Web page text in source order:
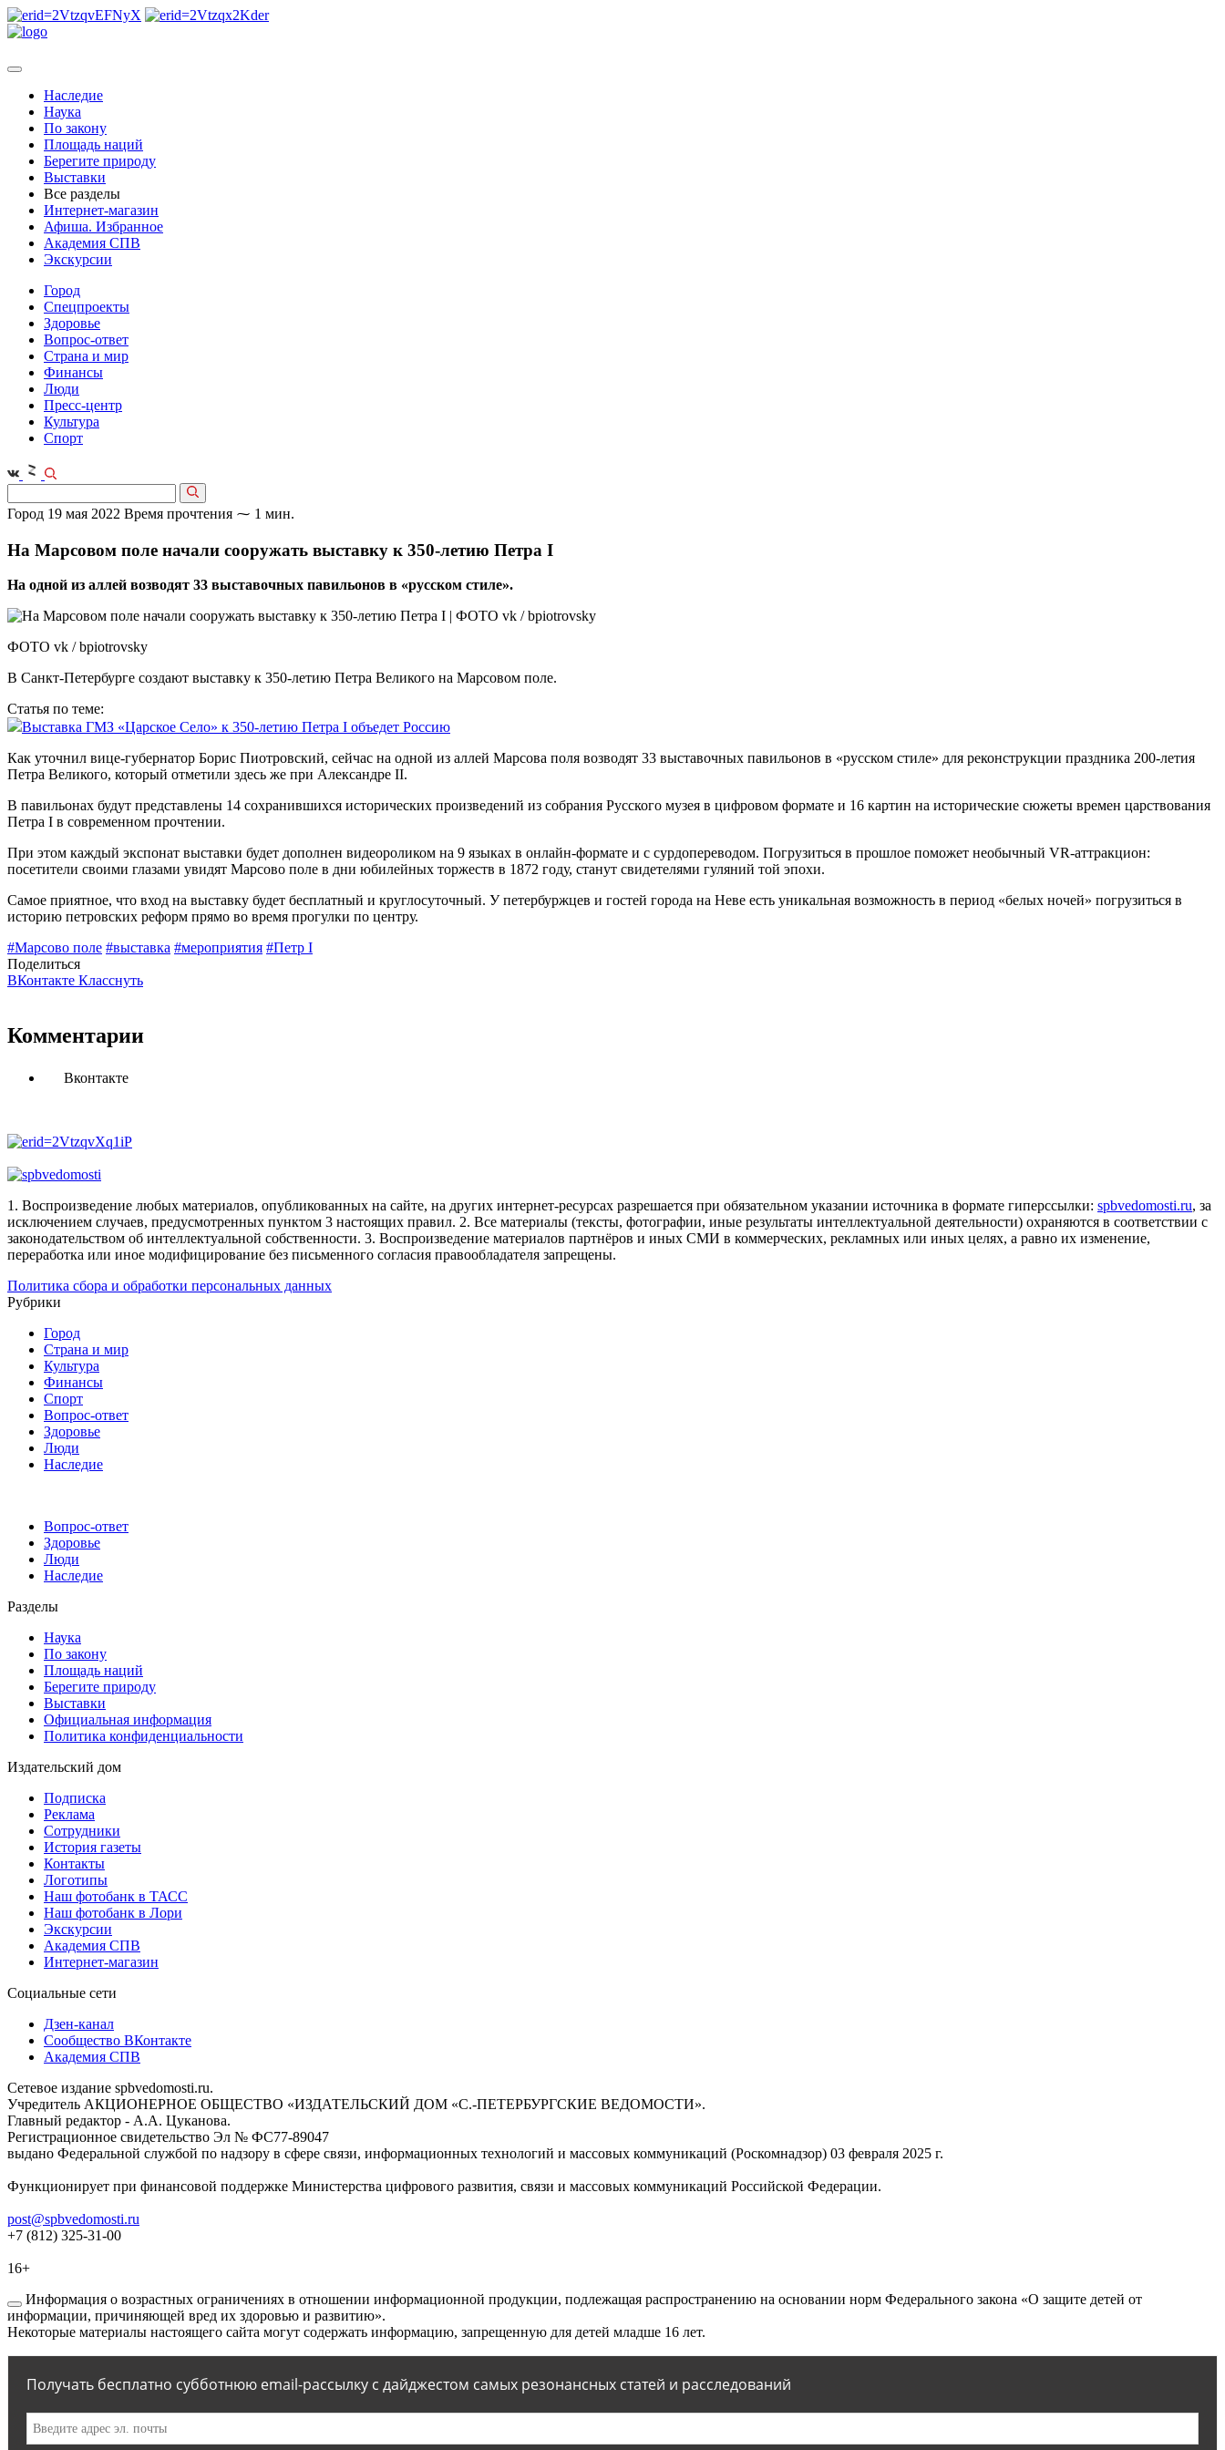
Наследие
Наука
По закону
Площадь наций
Берегите природу
Выставки
Все разделы
Интернет-магазин
Афиша. Избранное
Академия СПВ
Экскурсии
Город
Спецпроекты
Здоровье
Вопрос-ответ
Страна и мир
Финансы
Люди
Пресс-центр
Культура
Спорт
Город 19 мая 2022 Время прочтения ⁓ 1 мин.
На Марсовом поле начали сооружать выставку к 350-летию Петра I
На одной из аллей возводят 33 выставочных павильонов в «русском стиле».
ФОТО vk / bpiotrovsky
В Санкт-Петербурге создают выставку к 350-летию Петра Великого на Марсовом поле.
Статья по теме:
Выставка ГМЗ «Царское Село» к 350-летию Петра I объедет Россию
Как уточнил вице-губернатор Борис Пиотровский, сейчас на одной из аллей Марсова поля возводят 33 выставочных павильонов в «русском стиле» для реконструкции праздника 200-летия
Петра Великого, который отметили здесь же при Александре II.
В павильонах будут представлены 14 сохранившихся исторических произведений из собрания Русского музея в цифровом формате и 16 картин на исторические сюжеты времен царствования
Петра I в современном прочтении.
При этом каждый экспонат выставки будет дополнен видеороликом на 9 языках в онлайн-формате и с сурдопереводом. Погрузиться в прошлое поможет необычный VR-аттракцион:
посетители своими глазами увидят Марсово поле в дни юбилейных торжеств в 1872 году, станут свидетелями гуляний той эпохи.
Самое приятное, что вход на выставку будет бесплатный и круглосуточный. У петербуржцев и гостей города на Неве есть уникальная возможность в период «белых ночей» погрузиться в
историю петровских реформ прямо во время прогулки по центру.
#Марсово поле #выставка #мероприятия #Петр I
Поделиться
ВКонтакте Класснуть
Комментарии
Вконтакте
1. Воспроизведение любых материалов, опубликованных на сайте, на других интернет-ресурсах разрешается при обязательном указании источника в формате гиперссылки: spbvedomosti.ru, за
исключением случаев, предусмотренных пунктом 3 настоящих правил. 2. Все материалы (тексты, фотографии, иные результаты интеллектуальной деятельности) охраняются в соответствии с
законодательством об интеллектуальной собственности. 3. Воспроизведение материалов партнёров и иных СМИ в коммерческих, рекламных или иных целях, а равно их изменение,
переработка или иное модифицирование без письменного согласия правообладателя запрещены.
Политика сбора и обработки персональных данных
Рубрики
Город
Страна и мир
Культура
Финансы
Спорт
Вопрос-ответ
Здоровье
Люди
Наследие
Вопрос-ответ
Здоровье
Люди
Наследие
Разделы
Наука
По закону
Площадь наций
Берегите природу
Выставки
Официальная информация
Политика конфиденциальности
Издательский дом
Подписка
Реклама
Сотрудники
История газеты
Контакты
Логотипы
Наш фотобанк в ТАСС
Наш фотобанк в Лори
Экскурсии
Академия СПВ
Интернет-магазин
Социальные сети
Дзен-канал
Сообщество ВКонтакте
Академия СПВ
Сетевое издание spbvedomosti.ru.
Учредитель АКЦИОНЕРНОЕ ОБЩЕСТВО «ИЗДАТЕЛЬСКИЙ ДОМ «С.-ПЕТЕРБУРГСКИЕ ВЕДОМОСТИ».
Главный редактор - А.А. Цуканова.
Регистрационное свидетельство Эл № ФС77-89047
выдано Федеральной службой по надзору в сфере связи, информационных технологий и массовых коммуникаций (Роскомнадзор) 03 февраля 2025 г.
Функционирует при финансовой поддержке Министерства цифрового развития, связи и массовых коммуникаций Российской Федерации.
post@spbvedomosti.ru
+7 (812) 325-31-00
16+
Информация о возрастных ограничениях в отношении информационной продукции, подлежащая распространению на основании норм Федерального закона «О защите детей от
информации, причиняющей вред их здоровью и развитию».
Некоторые материалы настоящего сайта могут содержать информацию, запрещенную для детей младше 16 лет.
Получать бесплатно субботнюю email-рассылку с дайджестом самых резонансных статей и расследований